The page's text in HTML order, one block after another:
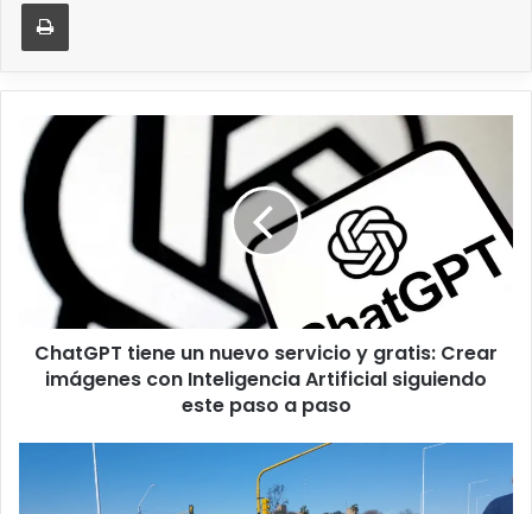
ChatGPT tiene un nuevo servicio y gratis: Crear
imágenes con Inteligencia Artificial siguiendo
este paso a paso